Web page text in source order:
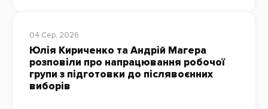
04 Сер, 2026
Юлія Кириченко та Андрій Магера
розповіли про напрацювання робочої
групи з підготовки до післявоєнних
виборів